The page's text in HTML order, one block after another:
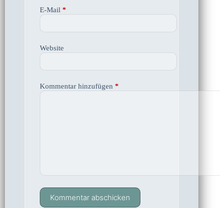
E-Mail *
Website
Kommentar hinzufügen *
Kommentar abschicken